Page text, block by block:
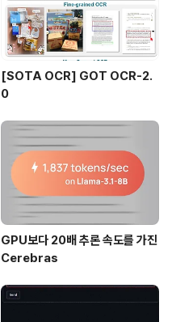
[SOTA OCR] GOT OCR-2.
0
GPU보다 20배 추론 속도를 가진
Cerebras